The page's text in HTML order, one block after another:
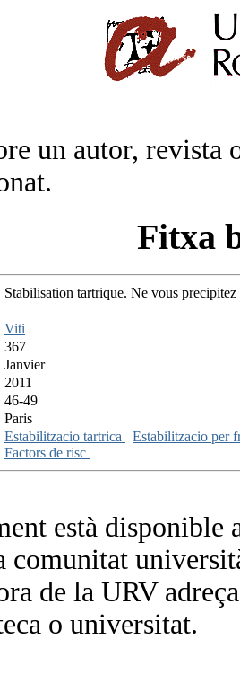
un autor, revista
Fitxa
Stabilisation tartrique. Ne vous precipitez
Viti
367
Janvier
2011
46-49
Paris
Estabilitzacio tartrica
Estabilitzacio per
Factors de risc
està
de la URV
o universitat.